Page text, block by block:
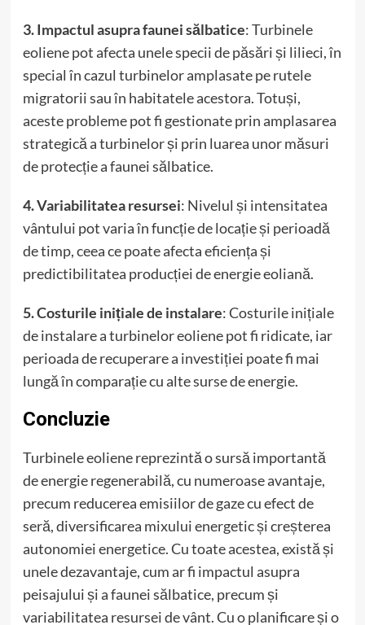
3. Impactul asupra faunei sălbatice: Turbinele
eoliene pot afecta unele specii de păsări și lilieci, în
special în cazul turbinelor amplasate pe rutele
migratorii sau în habitatele acestora. Totuși,
aceste probleme pot fi gestionate prin amplasarea
strategică a turbinelor și prin luarea unor măsuri
de protecție a faunei sălbatice.
4. Variabilitatea resursei: Nivelul și intensitatea
vântului pot varia în funcție de locație și perioadă
de timp, ceea ce poate afecta eficiența și
predictibilitatea producției de energie eoliană.
5. Costurile inițiale de instalare: Costurile inițiale
de instalare a turbinelor eoliene pot fi ridicate, iar
perioada de recuperare a investiției poate fi mai
lungă în comparație cu alte surse de energie.
Concluzie
Turbinele eoliene reprezintă o sursă importantă
de energie regenerabilă, cu numeroase avantaje,
precum reducerea emisiilor de gaze cu efect de
seră, diversificarea mixului energetic și creșterea
autonomiei energetice. Cu toate acestea, există și
unele dezavantaje, cum ar fi impactul asupra
peisajului și a faunei sălbatice, precum și
variabilitatea resursei de vânt. Cu o planificare și o